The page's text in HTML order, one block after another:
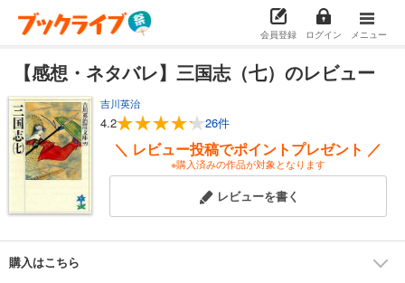
会員登録 ログイン メニュー
【感想・ネタバレ】三国志（七）のレビュー
吉川英治
4.2 26件
＼ レビュー投稿でポイントプレゼント ／
※購入済みの作品が対象となります
レビューを書く
購入はこちら